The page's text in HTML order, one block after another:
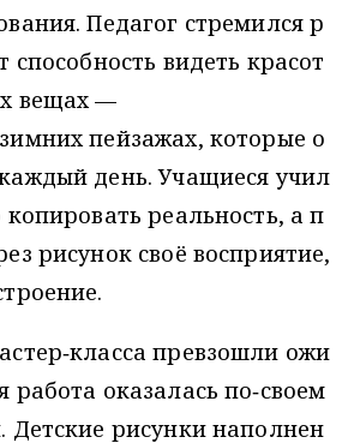
Педагог стремился р
способность видеть красот
вещах —
пейзажах, которые о
день. Учащиеся учил
копировать реальность, а п
рисунок своё восприятие,
превзошли ожи
работа оказалась по‑своем
Детские рисунки наполнен